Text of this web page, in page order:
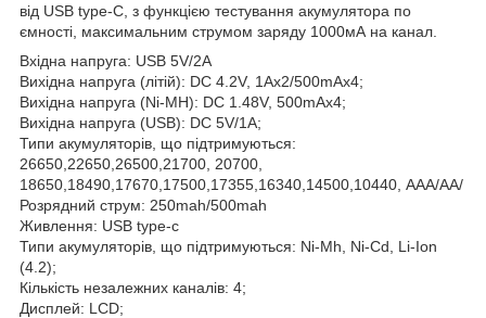
від USB type-C, з функцією тестування акумулятора по
ємності, максимальним струмом заряду 1000мА на канал.
Вхідна напруга: USB 5V/2A
Вихідна напруга (літій): DC 4.2V, 1Aх2/500mAх4;
Вихідна напруга (Ni-MH): DC 1.48V, 500mAх4;
Вихідна напруга (USB): DC 5V/1A;
Типи акумуляторів, що підтримуються:
26650,22650,26500,21700, 20700,
18650,18490,17670,17500,17355,16340,14500,10440, AAA/AA/
Розрядний струм: 250mah/500mah
Живлення: USB type-c
Типи акумуляторів, що підтримуються: Ni-Mh, Ni-Cd, Li-Ion
(4.2);
Кількість незалежних каналів: 4;
Дисплей: LCD;